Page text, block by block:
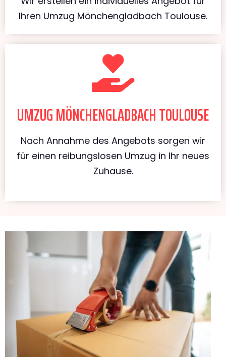
Ihren Umzug Mönchengladbach Toulouse.
UMZUG MÖNCHENGLADBACH TOULOUSE
Nach Annahme des Angebots sorgen wir
für einen reibungslosen Umzug in Ihr neues
Zuhause.